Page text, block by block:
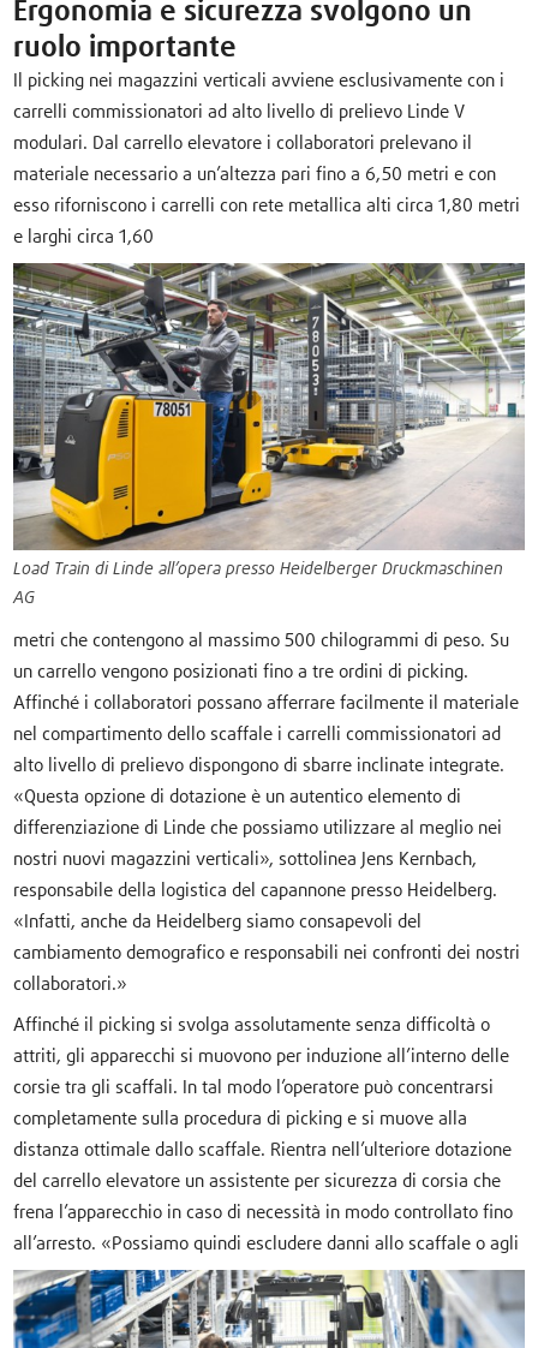
Ergonomia e sicurezza svolgono un
ruolo importante
Il picking nei magazzini verticali avviene esclusivamente con i
carrelli commissionatori ad alto livello di prelievo Linde V
modulari. Dal carrello elevatore i collaboratori prelevano il
materiale necessario a un’altezza pari fino a 6,50 metri e con
esso riforniscono i carrelli con rete metallica alti circa 1,80 metri
e larghi circa 1,60
Load Train di Linde all’opera presso Heidelberger Druckmaschinen
AG
metri che contengono al massimo 500 chilogrammi di peso. Su
un carrello vengono posizionati fino a tre ordini di picking.
Affinché i collaboratori possano afferrare facilmente il materiale
nel compartimento dello scaffale i carrelli commissionatori ad
alto livello di prelievo dispongono di sbarre inclinate integrate.
«Questa opzione di dotazione è un autentico elemento di
differenziazione di Linde che possiamo utilizzare al meglio nei
nostri nuovi magazzini verticali», sottolinea Jens Kernbach,
responsabile della logistica del capannone presso Heidelberg.
«Infatti, anche da Heidelberg siamo consapevoli del
cambiamento demografico e responsabili nei confronti dei nostri
collaboratori.»
Affinché il picking si svolga assolutamente senza difficoltà o
attriti, gli apparecchi si muovono per induzione all’interno delle
corsie tra gli scaffali. In tal modo l’operatore può concentrarsi
completamente sulla procedura di picking e si muove alla
distanza ottimale dallo scaffale. Rientra nell’ulteriore dotazione
del carrello elevatore un assistente per sicurezza di corsia che
frena l’apparecchio in caso di necessità in modo controllato fino
all’arresto. «Possiamo quindi escludere danni allo scaffale o agli